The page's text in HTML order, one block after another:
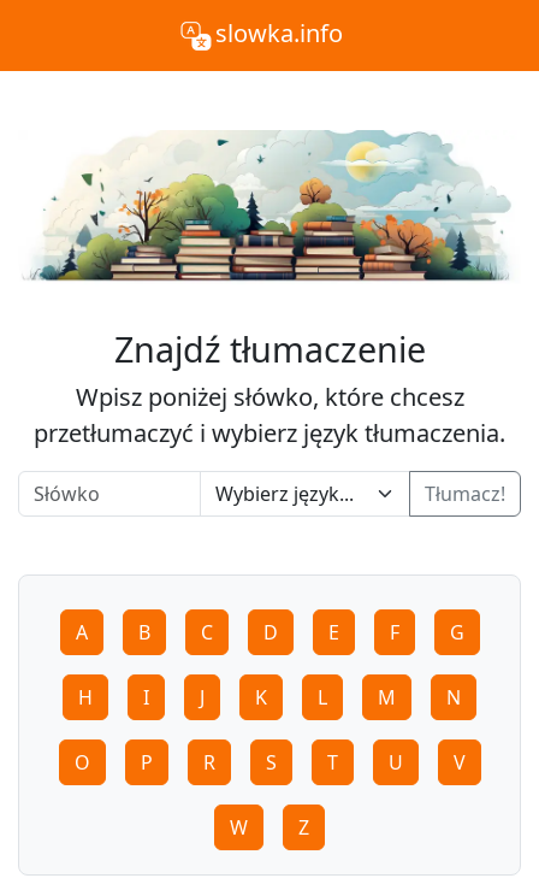
slowka.info
Znajdź tłumaczenie
Wpisz poniżej słówko, które chcesz
przetłumaczyć i wybierz język tłumaczenia.
Tłumacz!
A B C D E F G
H I J K L M N
O P R S T U V
W Z